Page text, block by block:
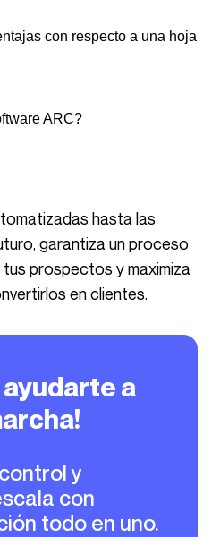
con
todo en uno.
con respecto a una hoja
ARC?
garantiza un proceso
prospectos y maximiza
en clientes.